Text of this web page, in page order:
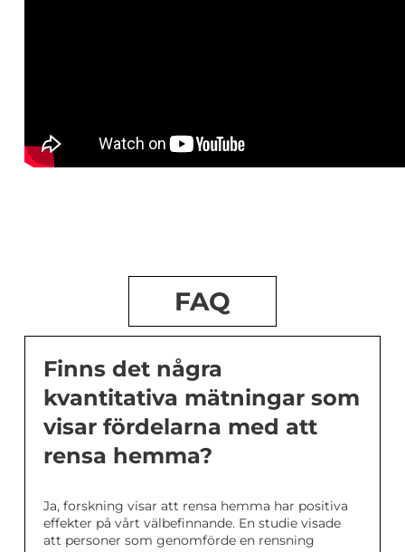
FAQ
Finns det några
kvantitativa mätningar som
visar fördelarna med att
rensa hemma?
Ja, forskning visar att rensa hemma har positiva
effekter på vårt välbefinnande. En studie visade
att personer som genomförde en rensning